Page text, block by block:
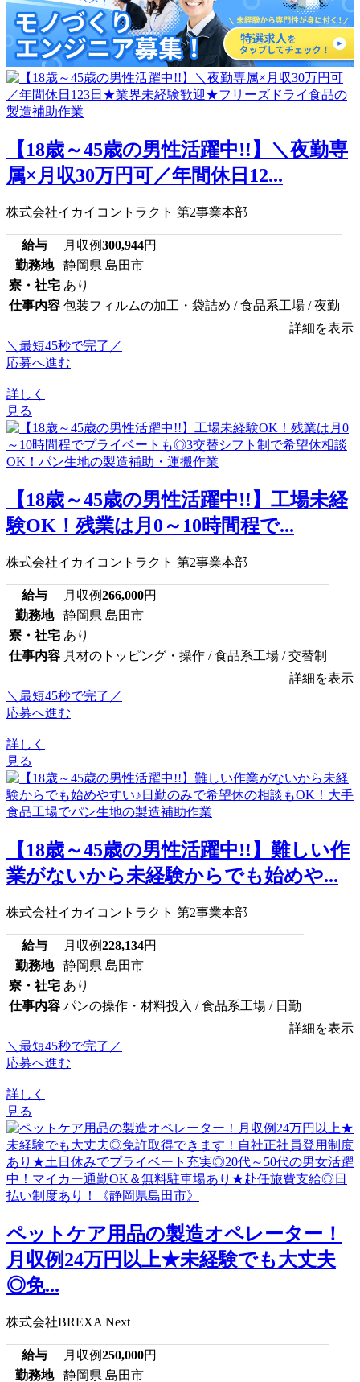
【18歳～45歳の男性活躍中!!】＼夜勤専
属×月収30万円可／年間休日12...
株式会社イカイコントラクト 第2事業本部
給与 月収例300,944円
勤務地
静岡県 島田市
寮・社宅 あり
仕事内容 包装フィルムの加工・袋詰め / 食品系工場 / 夜勤
詳細を表示
＼最短45秒で完了／
応募へ進む
詳しく
見る
【18歳～45歳の男性活躍中!!】工場未経
験OK！残業は月0～10時間程で...
株式会社イカイコントラクト 第2事業本部
給与 月収例266,000円
勤務地
静岡県 島田市
寮・社宅 あり
仕事内容 具材のトッピング・操作 / 食品系工場 / 交替制
詳細を表示
＼最短45秒で完了／
応募へ進む
詳しく
見る
【18歳～45歳の男性活躍中!!】難しい作
業がないから未経験からでも始めや...
株式会社イカイコントラクト 第2事業本部
給与 月収例228,134円
勤務地
静岡県 島田市
寮・社宅 あり
仕事内容 パンの操作・材料投入 / 食品系工場 / 日勤
詳細を表示
＼最短45秒で完了／
応募へ進む
詳しく
見る
ペットケア用品の製造オペレーター！
月収例24万円以上★未経験でも大丈夫
◎免...
株式会社BREXA Next
給与 月収例250,000円
勤務地
静岡県 島田市